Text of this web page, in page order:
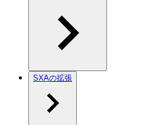
SXAの拡張